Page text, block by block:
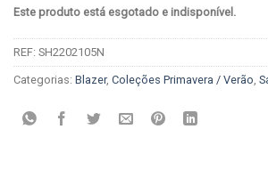
Este produto está esgotado e indisponível.
REF: SH2202105N
Categorias: Blazer, Coleções Primavera / Verão,